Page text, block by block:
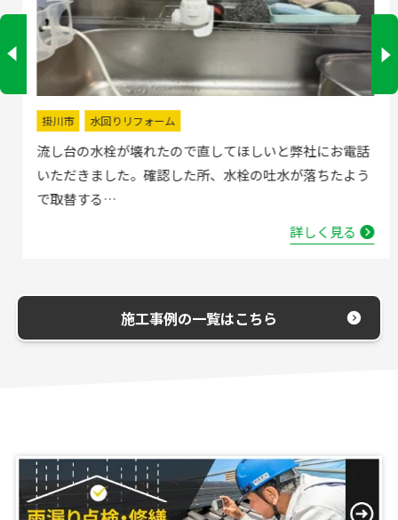
掛川市 水回りリフォーム
流し台の水栓が壊れたので直してほしいと弊社にお電話
いただきました。確認した所、水栓の吐水が落ちたよう
で取替する…
詳しく見る
施工事例の一覧はこちら